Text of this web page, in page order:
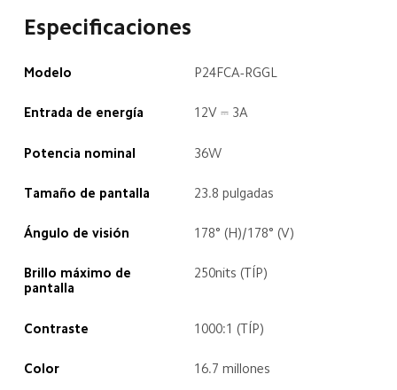
Especificaciones
Modelo P24FCA-RGGL
Entrada de energía 12V ⎓ 3A
Potencia nominal 36W
Tamaño de pantalla 23.8 pulgadas
Ángulo de visión 178° (H)/178° (V)
Brillo máximo de
pantalla
250nits (TÍP)
Contraste 1000:1 (TÍP)
Color 16.7 millones